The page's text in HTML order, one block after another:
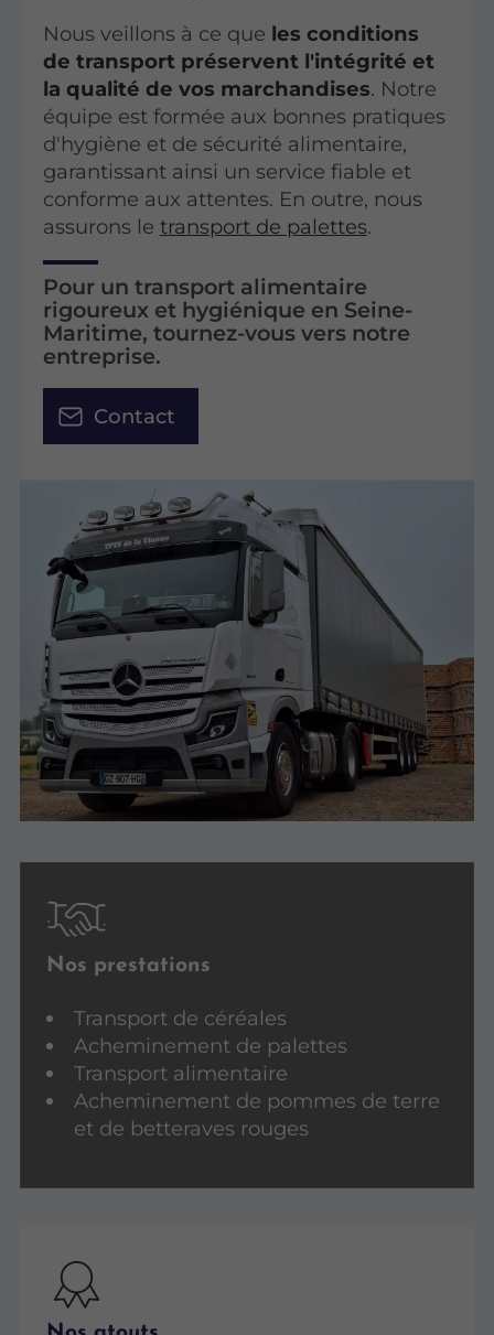
Nous veillons à ce que les conditions
de transport préservent l'intégrité et
la qualité de vos marchandises. Notre
équipe est formée aux bonnes pratiques
d'hygiène et de sécurité alimentaire,
garantissant ainsi un service fiable et
conforme aux attentes. En outre, nous
assurons le transport de palettes.
Pour un transport alimentaire
rigoureux et hygiénique en Seine-
Maritime, tournez-vous vers notre
entreprise.
Contact
Nos prestations
Transport de céréales
Acheminement de palettes
Transport alimentaire
Acheminement de pommes de terre
et de betteraves rouges